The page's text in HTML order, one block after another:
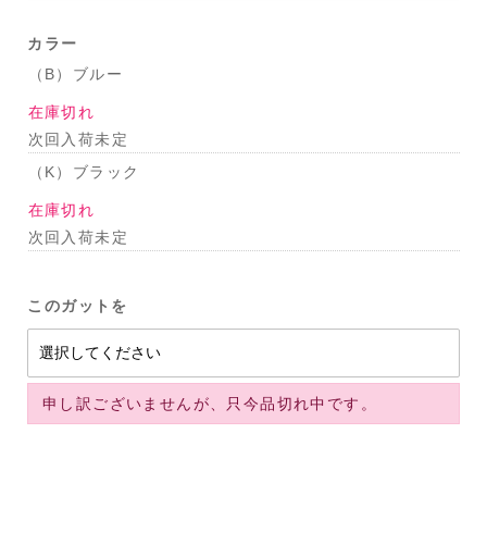
カラー
（B）ブルー
在庫切れ
次回入荷未定
（K）ブラック
在庫切れ
次回入荷未定
このガットを
申し訳ございませんが、只今品切れ中です。